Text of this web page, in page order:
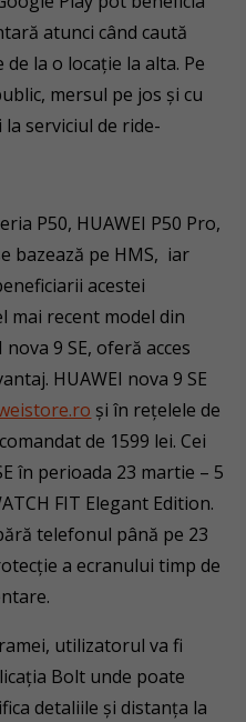
atunci când caută
la o locație la alta. Pe
mersul pe jos și cu
la serviciul de ride-
P50, HUAWEI P50 Pro,
bazează pe HMS, iar
acestei
mai recent model din
9 SE, oferă acces
HUAWEI nova 9 SE
și în rețelele de
de 1599 lei. Cei
în perioada 23 martie – 5
FIT Elegant Edition.
telefonul până pe 23
a ecranului timp de
utilizatorul va fi
Bolt unde poate
detaliile și distanța la